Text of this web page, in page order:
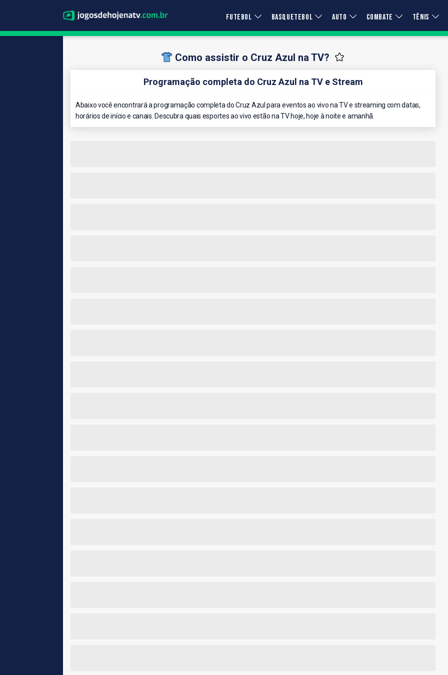
FUTEBOL BASQUETEBOL AUTO COMBATE TÊNIS
Como assistir o Cruz Azul na TV?
Programação completa do Cruz Azul na TV e Stream
Abaixo você encontrará a programação completa do Cruz Azul para eventos ao vivo na TV e streaming com datas,
horários de início e canais. Descubra quais esportes ao vivo estão na TV hoje, hoje à noite e amanhã.